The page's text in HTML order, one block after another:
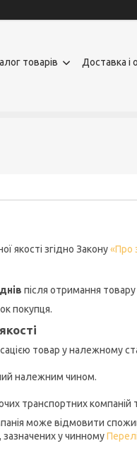
товарів Доставка і
якості згідно Закону«Про
після отримання
покупця.
товар у належному
належним чином.
транспортних компаній
може відмовити
зазначених у чинному